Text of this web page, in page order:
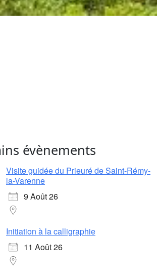
évènements
Visite guidée du Prieuré de Saint-Rémy-
la-Varenne
9 Août 26
Initiation à la calligraphie
11 Août 26